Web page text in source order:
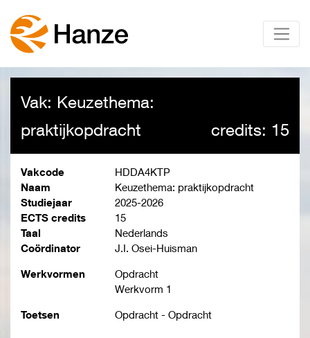
Vak: Keuzethema:
praktijkopdracht
credits: 15
Vakcode
HDDA4KTP
Naam
Keuzethema: praktijkopdracht
Studiejaar
2025-2026
ECTS credits
15
Taal
Nederlands
Coördinator
J.I. Osei-Huisman
Werkvormen
Opdracht
Werkvorm 1
Toetsen Opdracht - Opdracht